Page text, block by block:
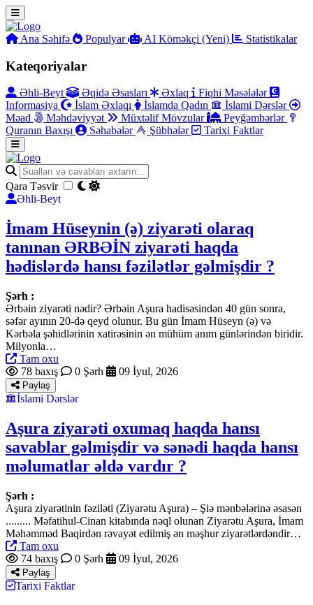
Ana Səhifə Populyar AI Köməkçi (Yeni) Statistikalar
Kateqoriyalar
Əhli-Beyt Əqidə Əsasları Əxlaq
Fiqhi Məsələlər
Informasiya
İslam Əxlaqı İslamda Qadın
İslami Dərslər
Məad
Məhdəviyyət Müxtəlif Mövzular
Peyğəmbərlər
Quranın Baxışı
Səhabələr Şübhələr Tarixi Faktlar
Qara Təsvir
Əhli-Beyt
İmam Hüseynin (ə) ziyarəti olaraq
tanınan ƏRBƏİN ziyarəti haqda
hədislərdə hansı fəzilətlər gəlmişdir ?
Şərh :
Ərbəin ziyarəti nədir? Ərbəin Aşura hadisəsindən 40 gün sonra,
səfər ayının 20-də qeyd olunur. Bu gün İmam Hüseyn (ə) və
Kərbəla şəhidlərinin xatirəsinin ən mühüm anım günlərindən biridir.
Milyonla…
Tam oxu
78 baxış
0 Şərh 09 İyul, 2026
Paylaş
İslami Dərslər
Aşura ziyarəti oxumaq haqda hansı
savablar gəlmişdir və sənədi haqda hansı
məlumatlar əldə vardır ?
Şərh :
Aşura ziyarətinin fəziləti (Ziyarətu Aşura) – Şiə mənbələrinə əsasən
......... Məfatihul-Cinan kitabında nəql olunan Ziyarətu Aşura, İmam
Məhəmməd Baqirdən rəvayət edilmiş ən məşhur ziyarətlərdəndir…
Tam oxu
74 baxış
0 Şərh 09 İyul, 2026
Paylaş
Tarixi Faktlar